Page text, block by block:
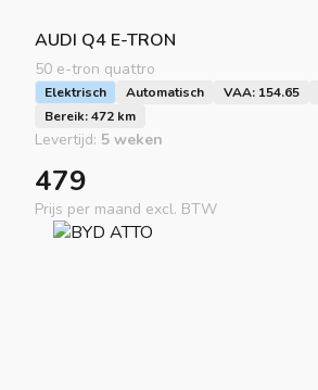
AUDI Q4 E-TRON
50 e-tron quattro
Elektrisch Automatisch VAA: 154.65
Bereik: 472 km
Levertijd: 5 weken
479
Prijs per maand excl. BTW